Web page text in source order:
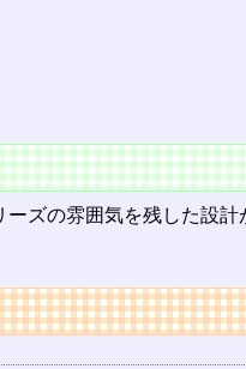
ーズの雰囲気を残した設計